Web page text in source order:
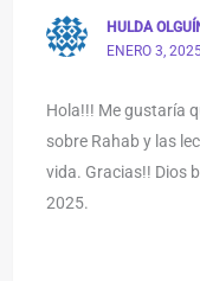
HULDA
ENERO 3,
Hola!!! Me gustaría
sobre Rahab y las
vida. Gracias!! Dios
2025.